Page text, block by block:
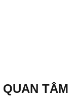
TÂM